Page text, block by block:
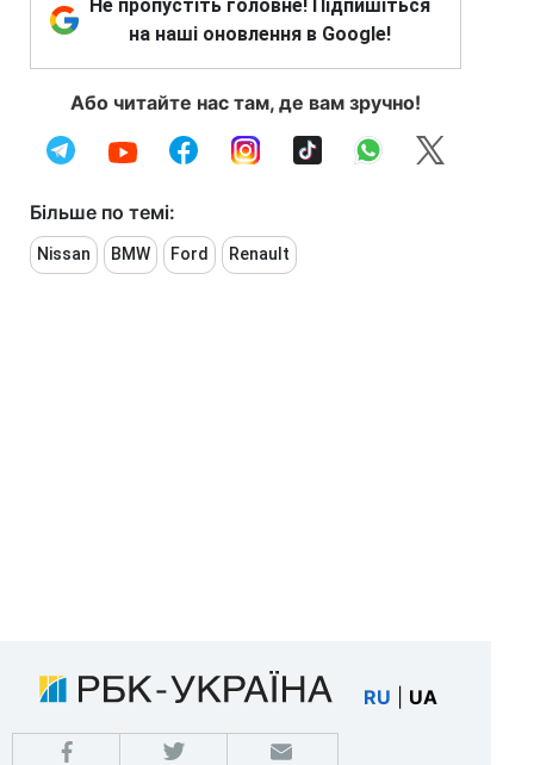
Не пропустіть головне! Підпишіться
на наші оновлення в Google!
Або читайте нас там, де вам зручно!
Більше по темі:
Nissan BMW Ford Renault
RU UA